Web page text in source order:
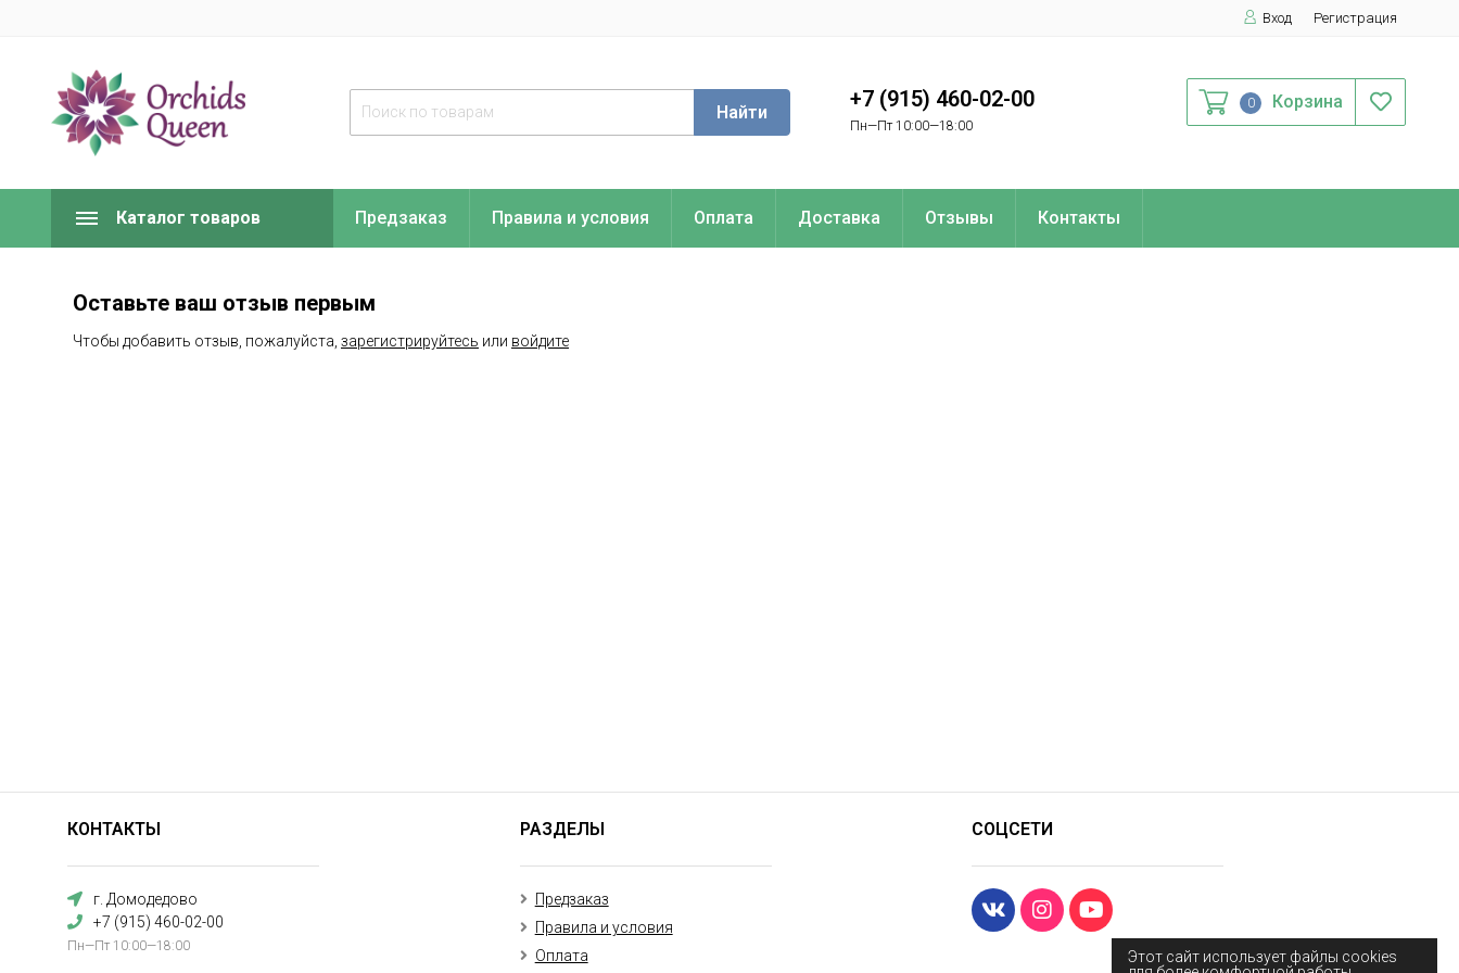
Этот сайт использует файлы cookies
Вход Регистрация
Найти +7 (915) 460-02-00
Пн—Пт 10:00—18:00
0 Корзина
Каталог товаров Предзаказ Правила и условия Оплата Доставка Отзывы Контакты
Оставьте ваш отзыв первым
Чтобы добавить отзыв, пожалуйста, зарегистрируйтесь или войдите
КОНТАКТЫ
г. Домодедово
+7 (915) 460-02-00
Пн—Пт 10:00—18:00
РАЗДЕЛЫ
Предзаказ
Правила и условия
Оплата
СОЦСЕТИ